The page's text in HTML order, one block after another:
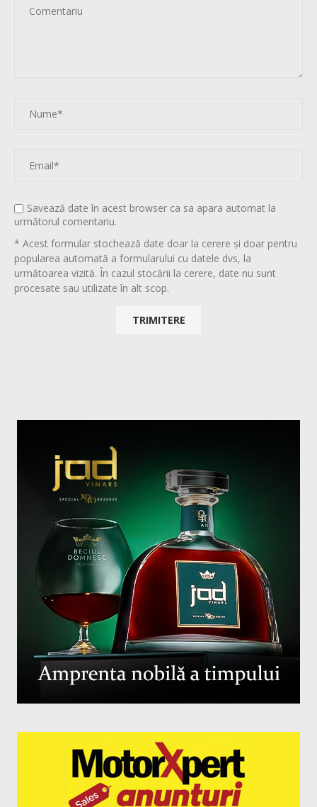
Savează date în acest browser ca sa apara automat la
următorul comentariu.
* Acest formular stochează date doar la cerere și doar pentru
popularea automată a formularului cu datele dvs, la
următoarea vizită. În cazul stocării la cerere, date nu sunt
procesate sau utilizate în alt scop.